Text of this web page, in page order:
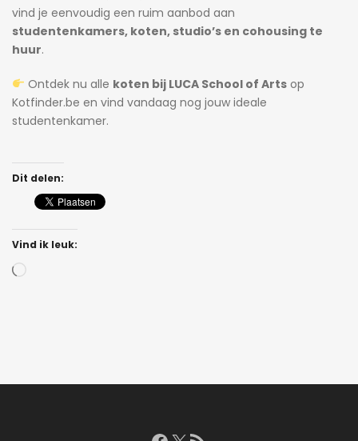
vind je eenvoudig een ruim aanbod aan
studentenkamers, koten, studio’s en cohousing te
huur.
Ontdek nu alle koten bij LUCA School of Artsop
Kotfinder.be en vind vandaag nog jouw ideale
studentenkamer.
Dit delen:
Vind ik leuk: